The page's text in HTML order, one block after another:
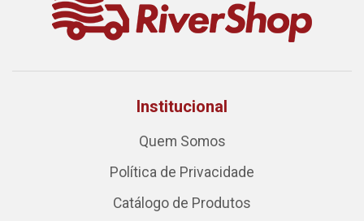
Institucional
Quem Somos
Política de Privacidade
Catálogo de Produtos